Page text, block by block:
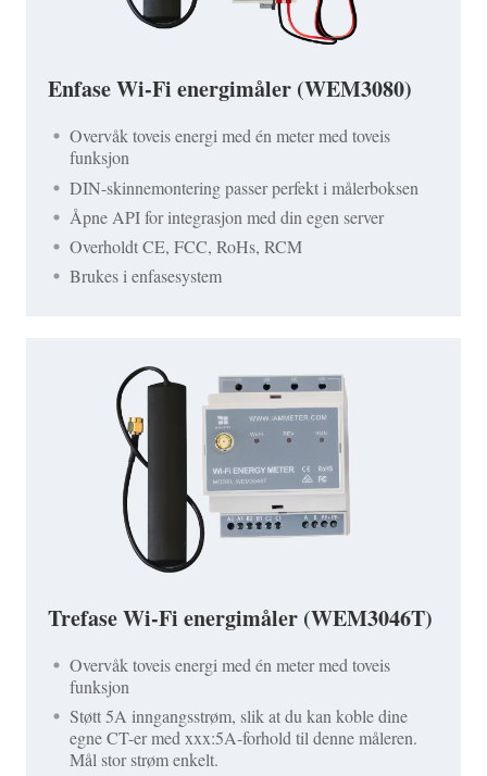
Enfase Wi-Fi energimåler (WEM3080)
Overvåk toveis energi med én meter med toveis
funksjon
DIN-skinnemontering passer perfekt i målerboksen
Åpne API for integrasjon med din egen server
Overholdt CE, FCC, RoHs, RCM
Brukes i enfasesystem
Trefase Wi-Fi energimåler (WEM3046T)
Overvåk toveis energi med én meter med toveis
funksjon
Støtt 5A inngangsstrøm, slik at du kan koble dine
egne CT-er med xxx:5A-forhold til denne måleren.
Mål stor strøm enkelt.